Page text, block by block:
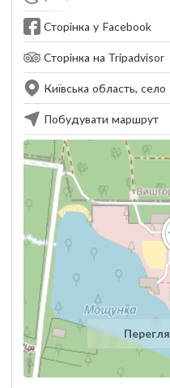
Сторінка у Facebook
Сторінка на Tripadvisor
Київська область,
Побудувати маршрут